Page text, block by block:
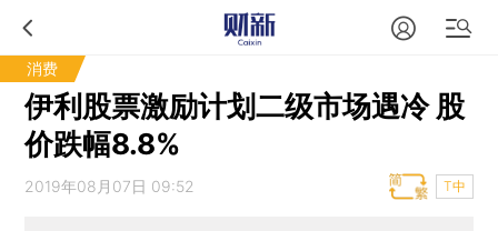
消费
伊利股票激励计划二级市场遇冷 股
价跌幅8.8%
2019年08月07日 09:52 T中